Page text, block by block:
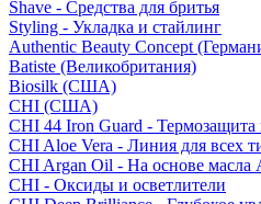
Shave - Средства для бритья
Styling - Укладка и стайлинг
Authentic Beauty Concept
Batiste (Великобритания)
Biosilk (США)
CHI (США)
CHI 44 Iron Guard - Термозащита
CHI Aloe Vera - Линия для всех
CHI Argan Oil - На основе масла
CHI - Оксиды и осветлители